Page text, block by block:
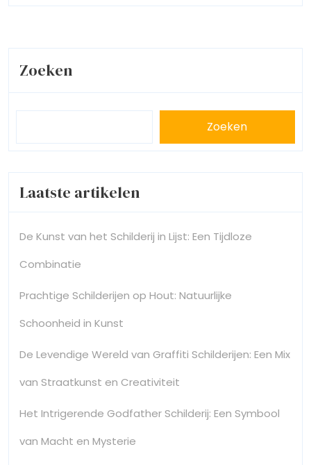
Zoeken
Zoeken
Laatste artikelen
De Kunst van het Schilderij in Lijst: Een Tijdloze
Combinatie
Prachtige Schilderijen op Hout: Natuurlijke
Schoonheid in Kunst
De Levendige Wereld van Graffiti Schilderijen: Een Mix
van Straatkunst en Creativiteit
Het Intrigerende Godfather Schilderij: Een Symbool
van Macht en Mysterie